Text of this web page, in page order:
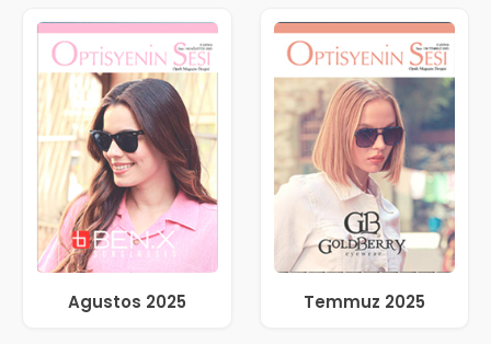
Agustos 2025 Temmuz 2025